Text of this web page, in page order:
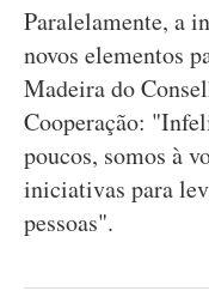
Paralelamente, a
novos elementos
Madeira do
Cooperação:
poucos, somos à
iniciativas para
pessoas".